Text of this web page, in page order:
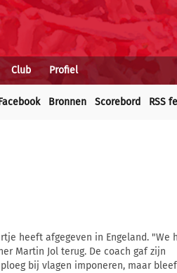
Club Profiel
Bronnen Scorebord RSS
heeft afgegeven in Engeland. "We
Martin Jol terug. De coach gaf zijn
bij vlagen imponeren, maar bleef